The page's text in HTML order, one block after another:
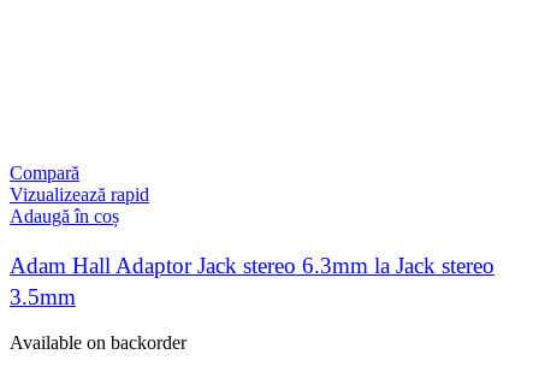
Compară
Vizualizează rapid
Adaugă în coș
Adam Hall Adaptor Jack stereo 6.3mm la Jack stereo
3.5mm
Available on backorder